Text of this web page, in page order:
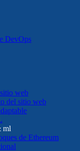
DevOps
web
del sitio web
ml
de Ethereum